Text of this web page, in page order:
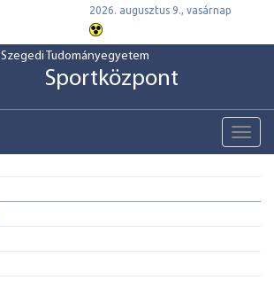
2026. augusztus 9., vasárnap
Szegedi Tudományegyetem
Sportközpont